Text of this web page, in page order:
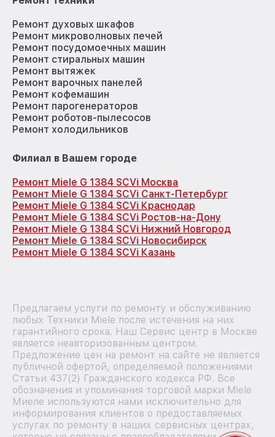
Ремонт духовых шкафов
Ремонт микроволновых печей
Ремонт посудомоечных машин
Ремонт стиральных машин
Ремонт вытяжек
Ремонт варочных панелей
Ремонт кофемашин
Ремонт парогенераторов
Ремонт роботов-пылесосов
Ремонт холодильников
Филиал в Вашем городе
Ремонт Miele G 1384 SCVi Москва
Ремонт Miele G 1384 SCVi Санкт-Петербург
Ремонт Miele G 1384 SCVi Краснодар
Ремонт Miele G 1384 SCVi Ростов-на-Дону
Ремонт Miele G 1384 SCVi Нижний Новгород
Ремонт Miele G 1384 SCVi Новосибирск
Ремонт Miele G 1384 SCVi Казань
Предлагаем услуги по ремонту и обслуживанию
любых Техники Miele после истечения на них
гарантийного срока. Наш Сервис центр в Москве
является неавторизованным центром.
Предложение цен на ремонт на сайте не является
публичной офертой, определяемой положениями
Статьи 437(2) Гражданского кодекса РФ. Все
обозначения и упоминания торговой марки Miele
Миеле используются нами исключительно для
информирования клиентов о предоставляемых
услугах по ремонту в наших сервисных центрах,